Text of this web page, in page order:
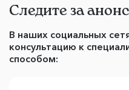
Следите за
В наших социальных
консультацию к
способом: